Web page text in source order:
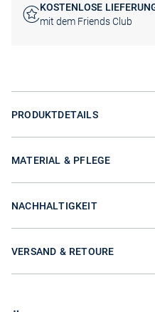
KOSTENLOSE
mit dem Friends Club
PRODUKTDETAILS
MATERIAL & PFLEGE
NACHHALTIGKEIT
VERSAND & RETOURE